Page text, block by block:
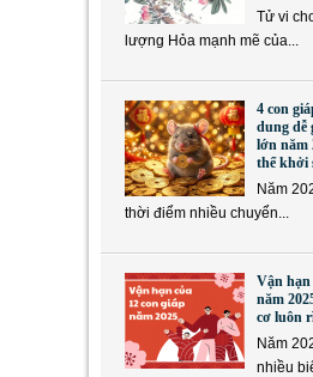
Tử vi
lượng Hỏa mạnh mẽ của...
4 con
dung dễ
lớn năm
thể khởi
Năm
thời điểm nhiều chuyển...
Vận hạn
năm
cơ luôn
Năm
nhiều